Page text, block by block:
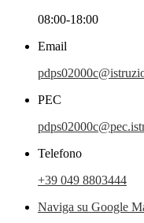
08:00-18:00
Email
PEC
Telefono
+39 049 8803444
Naviga su Google